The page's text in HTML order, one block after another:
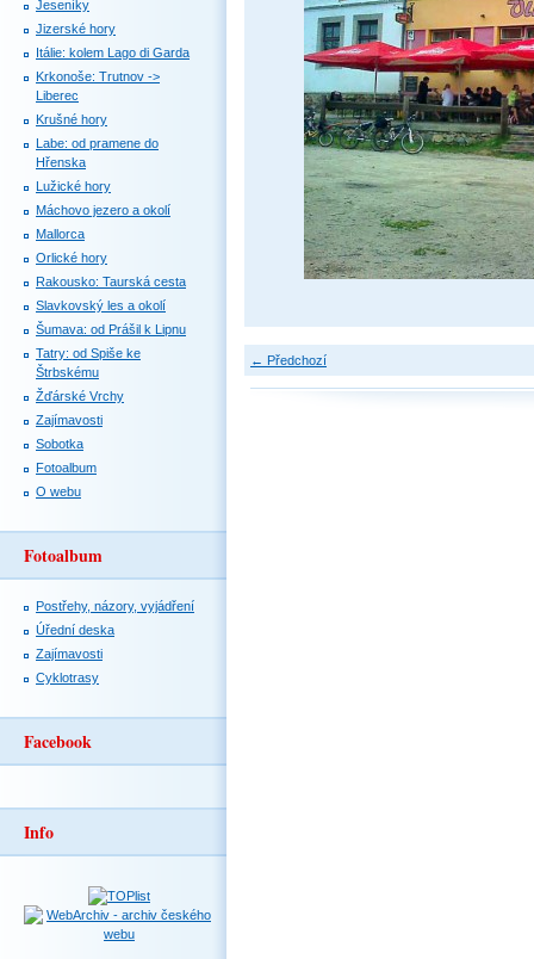
← Předchozí
Jeseníky
Jizerské hory
Itálie: kolem Lago di Garda
Krkonoše: Trutnov ->
Liberec
Krušné hory
Labe: od pramene do
Hřenska
Lužické hory
Máchovo jezero a okolí
Mallorca
Orlické hory
Rakousko: Taurská cesta
Slavkovský les a okolí
Šumava: od Prášil k Lipnu
Tatry: od Spiše ke
Štrbskému
Žďárské Vrchy
Zajímavosti
Sobotka
Fotoalbum
O webu
Fotoalbum
Postřehy, názory, vyjádření
Úřední deska
Zajímavosti
Cyklotrasy
Facebook
Info